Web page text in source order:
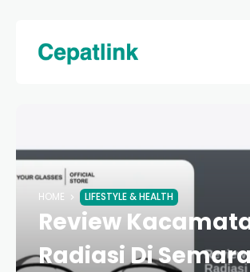
HOME LIFESTYLE & HEALTH
Review
Radiasi Di